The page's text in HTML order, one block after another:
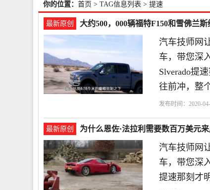
你的位置： 首页 > TAG信息列表 > 提速
最新原创 大约500，000辆福特F150和雪佛兰
汽车技师网
车，带您深
Slverado提
往前冲，整
发布时间：2020-
最新原创 为什么恩佐·法拉利需要数百万美元
汽车技师网
车，带您深
提速那刻才